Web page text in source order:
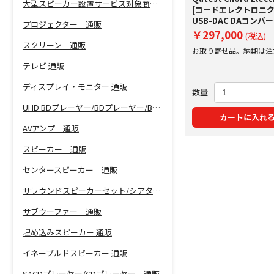
大型スピーカー設置サービス対象商品！
プロジェクター 通販
スクリーン 通販
テレビ 通販
ディスプレイ・モニター 通販
UHD BDプレーヤー/BDプレーヤー/BDレコーダー 通販
AVアンプ 通販
スピーカー 通販
センタースピーカー 通販
サラウンドスピーカーセット/シアターバー 通販
サブウーファー 通販
埋め込みスピーカー 通販
イネーブルドスピーカー 通販
[コードエレクトロニ
USB-DAC DAコンバ
￥297,000 (税込)
お取り寄せ品。納期は
数量
カートに入れる